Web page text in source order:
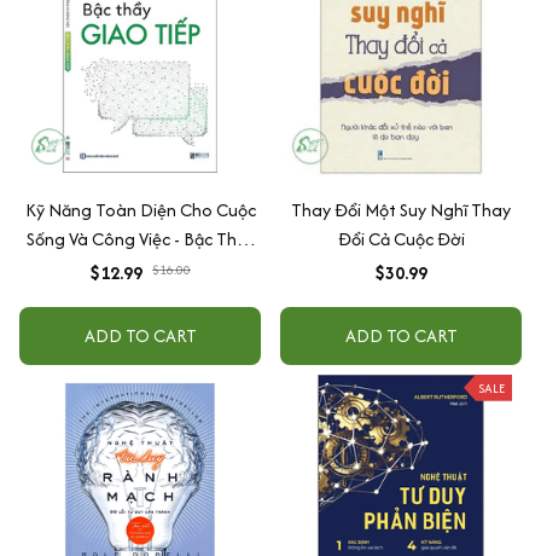
Kỹ Năng Toàn Diện Cho Cuộc
Sống Và Công Việc - Bậc Thầy
Giao Tiếp
$12.99 $16.00
ADD TO CART
Thay Đổi Một Suy Nghĩ Thay
Đổi Cả Cuộc Đời
$30.99
ADD TO CART
SALE